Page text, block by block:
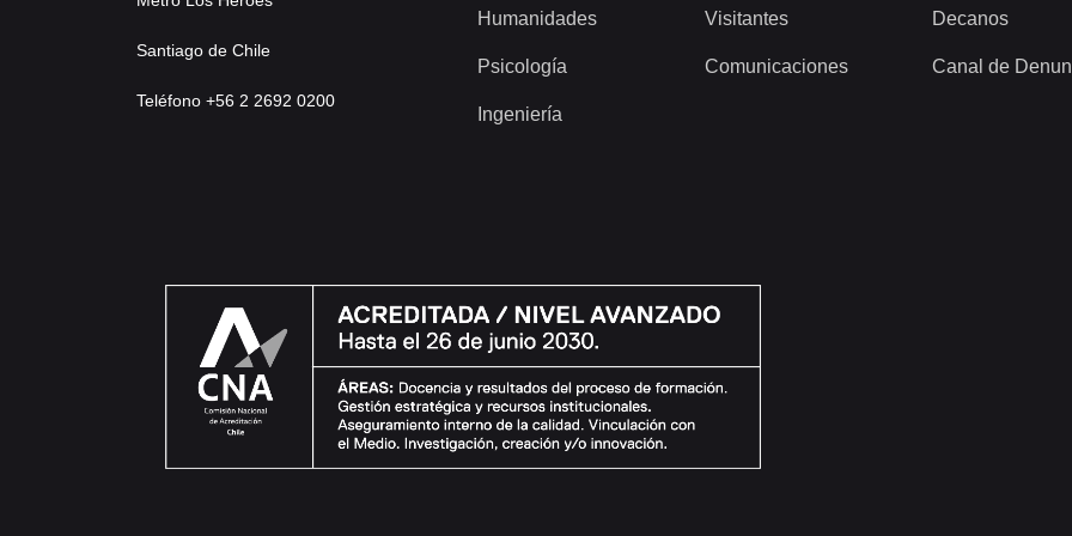
Santiago de Chile
Teléfono +56 2 2692 0200
Humanidades
Psicología
Ingeniería
Visitantes
Comunicaciones
Decanos
Canal de